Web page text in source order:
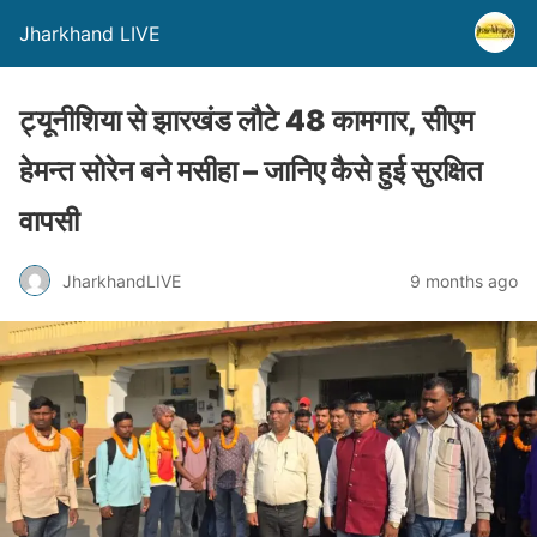
Jharkhand LIVE
ट्यूनीशिया से झारखंड लौटे 48 कामगार, सीएम
हेमन्त सोरेन बने मसीहा – जानिए कैसे हुई सुरक्षित
वापसी
JharkhandLIVE 9 months ago